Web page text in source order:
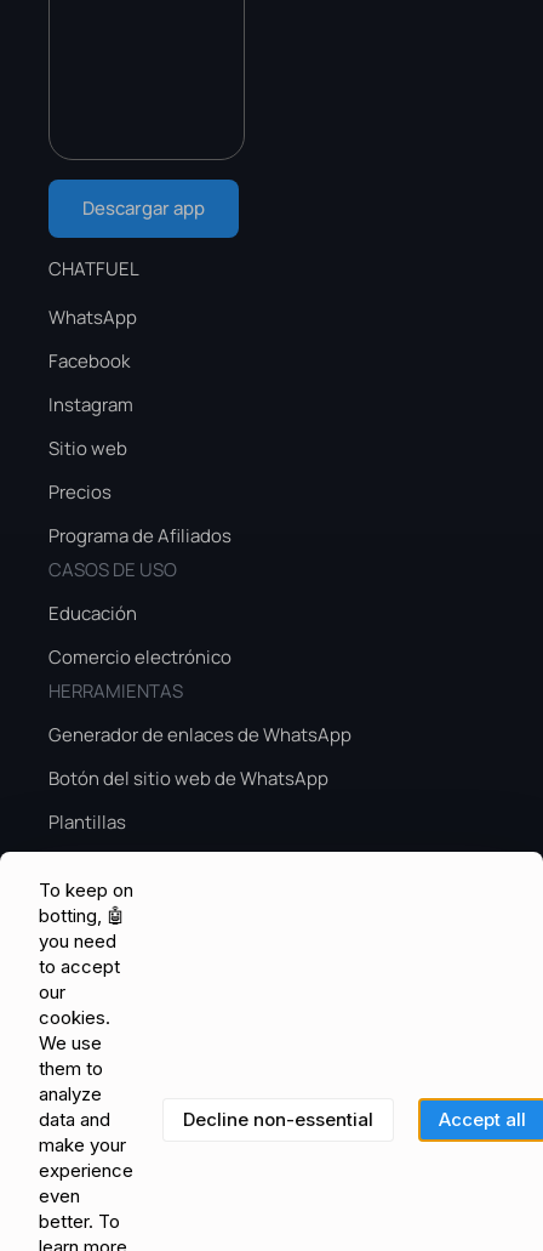
Descargar app
CHATFUEL
WhatsApp
Facebook
Instagram
Sitio web
Precios
Programa de Afiliados
CASOS DE USO
Educación
Comercio electrónico
HERRAMIENTAS
Generador de enlaces de WhatsApp
Botón del sitio web de WhatsApp
Plantillas
Temporada alta de IA
CONOCIMIENTO Y RETROALIMENTACIÓN
Centro de ayuda
Comunidad
Pedidos de características
Blog
Glossary
Estado
To keep on
botting, 🤖
you need
to accept
our
cookies.
We use
them to
analyze
data and
make your
experience
even
better. To
Decline non-essential Accept all